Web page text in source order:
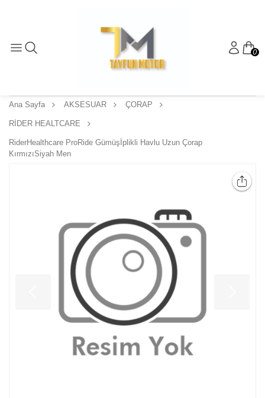
0
Ana Sayfa AKSESUAR ÇORAP
RİDER HEALTCARE
RiderHealthcare ProRide Gümüşİplikli Havlu Uzun Çorap
KırmızıSiyah Men